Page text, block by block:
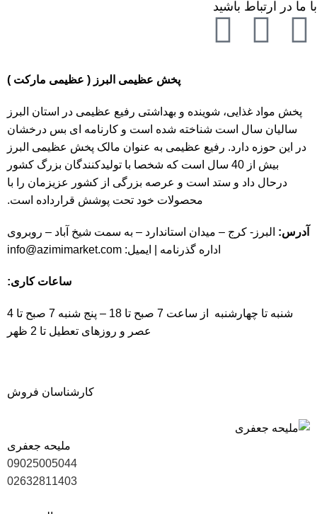
با ما در ارتباط باشید
پخش عظیمی البرز ( عظیمی مارکت )
پخش مواد غذایی، شوینده و بهداشتی رفیع عظیمی در استان البرز
سالیان سال است شناخته شده است و کارنامه ای بس درخشان
در این حوزه دارد. رفیع عظیمی به عنوان مالک پخش عظیمی البرز
بیش از 40 سال است که شخصا با تولیدکنندگان بزرگ کشور
درحال داد و ستد است و عرصه بزرگی از کشور عزیزمان را با
محصولات خود تحت پوشش قرارداده است.
آدرس: البرز- کرج – میدان استاندارد – به سمت شیخ آباد – روبروی
اداره گذرنامه | ایمیل: info@azimimarket.com
ساعات کاری:
شنبه تا چهارشنبه از ساعت 7 صبح تا 18 – پنج شنبه 7 صبح تا 4
عصر و روزهای تعطیل تا 2 ظهر
کارشناسان فروش
ملیحه جعفری
09025005044
02632811403